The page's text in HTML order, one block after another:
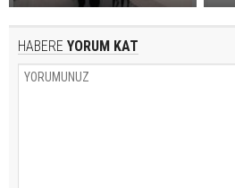
HABERE YORUM KAT